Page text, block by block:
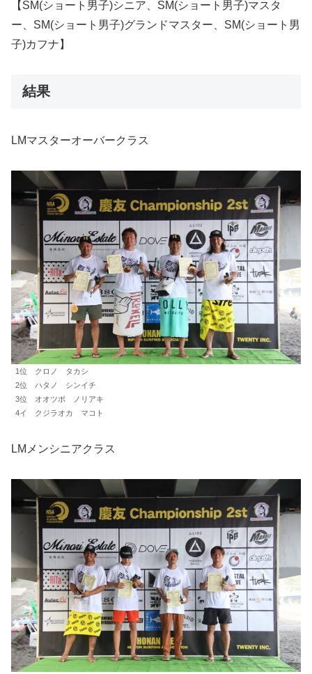
【SM(ショート男子)シニア、SM(ショート男子)マスタ
ー、SM(ショート男子)グランドマスター、SM(ショート男
子)カフナ】
結果
LMマスターオーバークラス
1位 クロノ タカシ
2位 ハタノ シンイチ
3位 オオツボ ノリアキ
4イ クジラオカ マコト
LMメンシニアクラス